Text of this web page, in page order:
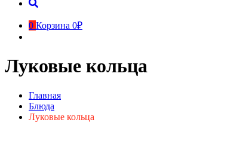
0 Корзина 0₽
Луковые кольца
Главная
Блюда
Луковые кольца